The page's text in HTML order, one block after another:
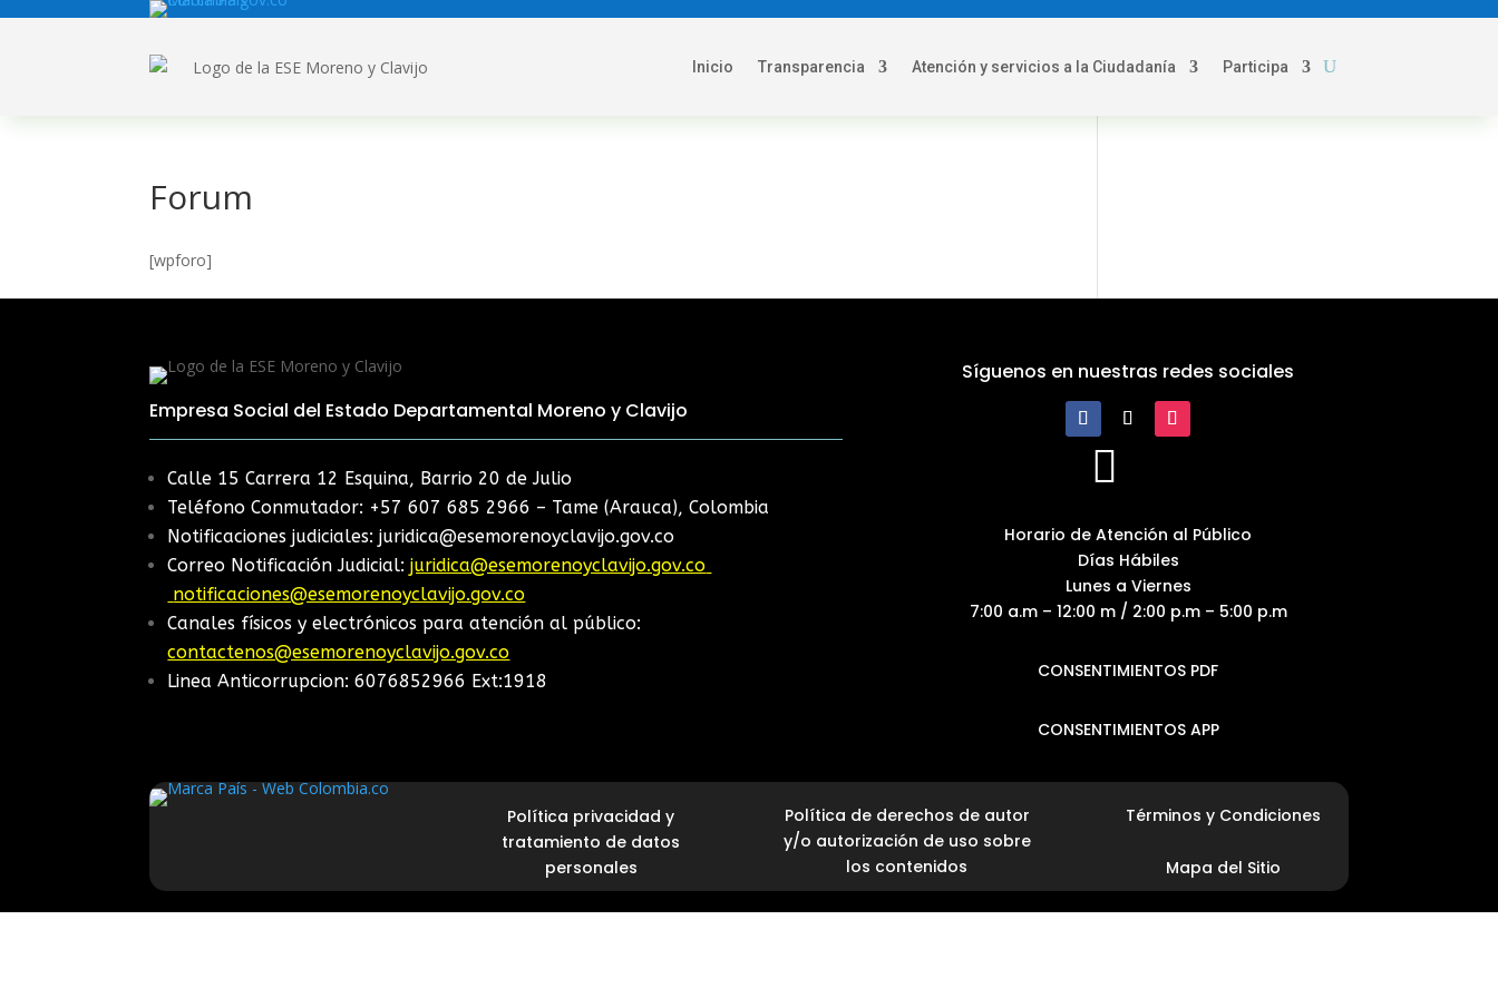
Inicio Transparencia Atención y servicios a la Ciudadanía Participa
Forum
[wpforo]
Empresa Social del Estado Departamental Moreno y Clavijo
Calle 15 Carrera 12 Esquina, Barrio 20 de Julio
Teléfono Conmutador: +57 607 685 2966 – Tame (Arauca), Colombia
Notificaciones judiciales: juridica@esemorenoyclavijo.gov.co
Correo Notificación Judicial:juridica@esemorenoyclavijo.gov.co
notificaciones@esemorenoyclavijo.gov.co
Canales físicos y electrónicos para atención al público:
contactenos@esemorenoyclavijo.gov.co
Linea Anticorrupcion: 6076852966 Ext:1918
Síguenos en nuestras redes sociales

Horario de Atención al Público
Días Hábiles
Lunes a Viernes
7:00 a.m – 12:00 m / 2:00 p.m – 5:00 p.m
CONSENTIMIENTOS PDF
CONSENTIMIENTOS APP
Política privacidad y
tratamiento de datos
personales
Política de derechos de autor
y/o autorización de uso sobre
los contenidos
Términos y Condiciones
Mapa del Sitio